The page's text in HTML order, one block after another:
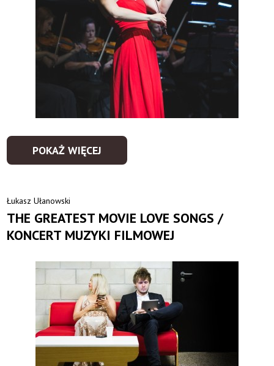
POKAŻ WIĘCEJ
Łukasz Ułanowski
THE GREATEST MOVIE LOVE SONGS /
KONCERT MUZYKI FILMOWEJ